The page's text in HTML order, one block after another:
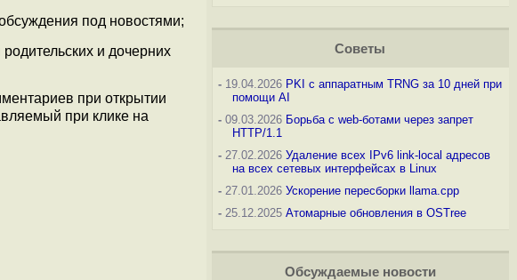
под новостями;
и дочерних
при открытии
при клике на
Советы
-19.04.2026 PKI с аппаратным TRNG за 10 дней при
помощи AI
-09.03.2026 Борьба с web-ботами через запрет
HTTP/1.1
-27.02.2026 Удаление всех IPv6 link-local адресов
на всех сетевых интерфейсах в Linux
-27.01.2026 Ускорение пересборки llama.cpp
-25.12.2025 Атомарные обновления в OSTree
Обсуждаемые новости